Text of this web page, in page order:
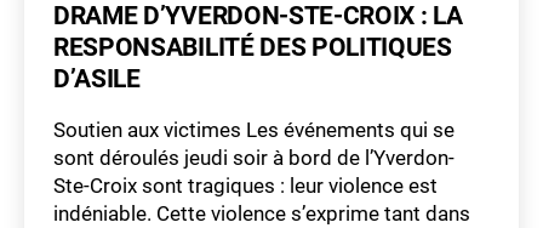
DRAME D’YVERDON-STE-CROIX : LA
RESPONSABILITÉ DES POLITIQUES
D’ASILE
Soutien aux victimes Les événements qui se
sont déroulés jeudi soir à bord de l’Yverdon-
Ste-Croix sont tragiques : leur violence est
indéniable. Cette violence s’exprime tant dans
c
o
m